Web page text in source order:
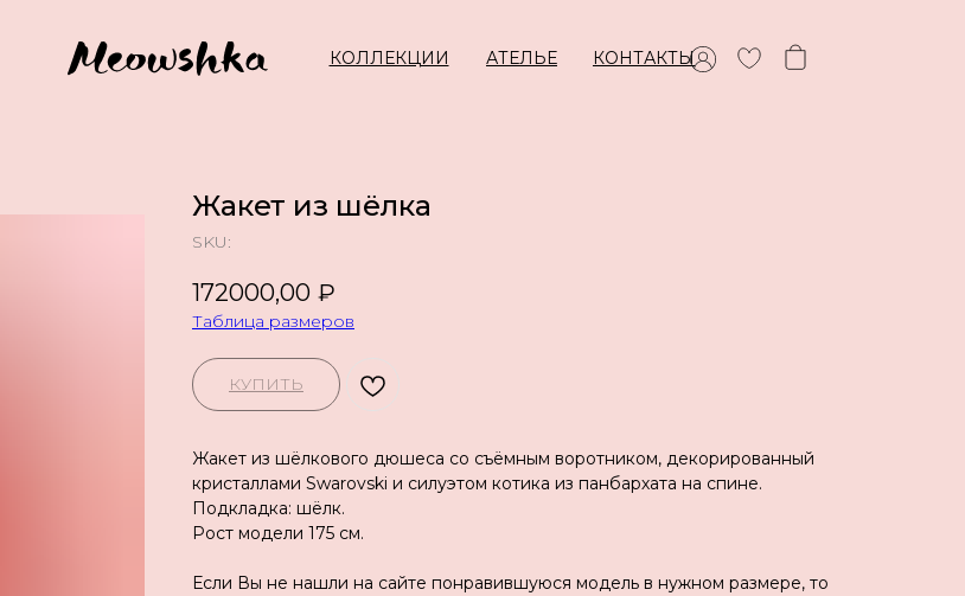
АТЕЛЬЕ
КОЛЛЕКЦИИ КОНТАКТЫ
Жакет из шёлка
SKU:
172000,00 ₽
Таблица размеров
КУПИТЬ
Жакет из шёлкового дюшеса со съёмным воротником, декорированный
кристаллами Swarovski и силуэтом котика из панбархата на спине.
Подкладка: шёлк.
Рост модели 175 см.
Если Вы не нашли на сайте понравившуюся модель в нужном размере, то